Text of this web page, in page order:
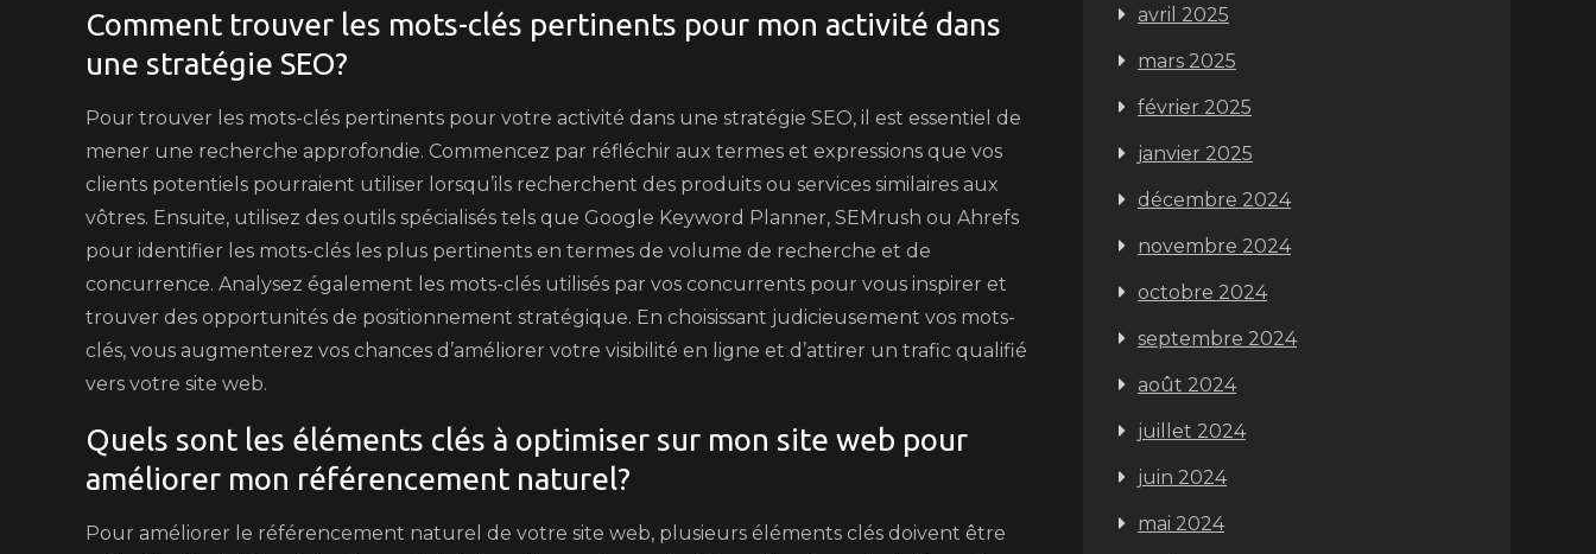
Comment trouver les mots-clés pertinents pour mon activité dans
une stratégie SEO?
Pour trouver les mots-clés pertinents pour votre activité dans une stratégie SEO, il est essentiel de
mener une recherche approfondie. Commencez par réfléchir aux termes et expressions que vos
clients potentiels pourraient utiliser lorsqu’ils recherchent des produits ou services similaires aux
vôtres. Ensuite, utilisez des outils spécialisés tels que Google Keyword Planner, SEMrush ou Ahrefs
pour identifier les mots-clés les plus pertinents en termes de volume de recherche et de
concurrence. Analysez également les mots-clés utilisés par vos concurrents pour vous inspirer et
trouver des opportunités de positionnement stratégique. En choisissant judicieusement vos mots-
clés, vous augmenterez vos chances d’améliorer votre visibilité en ligne et d’attirer un trafic qualifié
vers votre site web.
Quels sont les éléments clés à optimiser sur mon site web pour
améliorer mon référencement naturel?
Pour améliorer le référencement naturel de votre site web, plusieurs éléments clés doivent être
avril 2025
mars 2025
février 2025
janvier 2025
décembre 2024
novembre 2024
octobre 2024
septembre 2024
août 2024
juillet 2024
juin 2024
mai 2024